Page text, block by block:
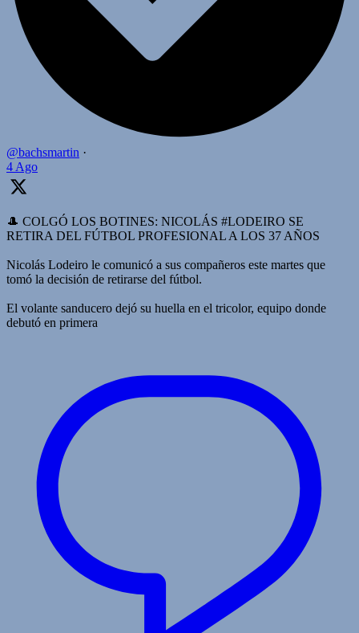
@bachsmartin ·
4 Ago
🎩 COLGÓ LOS BOTINES: NICOLÁS #LODEIRO SE
RETIRA DEL FÚTBOL PROFESIONAL A LOS 37 AÑOS
Nicolás Lodeiro le comunicó a sus compañeros este martes que
tomó la decisión de retirarse del fútbol.
El volante sanducero dejó su huella en el tricolor, equipo donde
debutó en primera